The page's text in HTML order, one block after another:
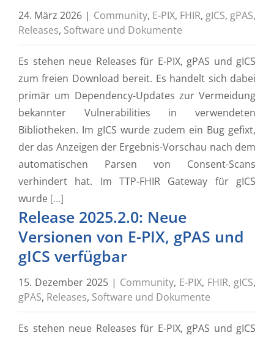
24. März 2026 | Community, E-PIX, FHIR, gICS, gPAS,
Releases, Software und Dokumente
Es stehen neue Releases für E-PIX, gPAS und gICS
zum freien Download bereit. Es handelt sich dabei
primär um Dependency-Updates zur Vermeidung
bekannter Vulnerabilities in verwendeten
Bibliotheken. Im gICS wurde zudem ein Bug gefixt,
der das Anzeigen der Ergebnis-Vorschau nach dem
automatischen Parsen von Consent-Scans
verhindert hat. Im TTP-FHIR Gateway für gICS
wurde [...]
Release 2025.2.0: Neue
Versionen von E-PIX, gPAS und
gICS verfügbar
15. Dezember 2025 | Community, E-PIX, FHIR, gICS,
gPAS, Releases, Software und Dokumente
Es stehen neue Releases für E-PIX, gPAS und gICS